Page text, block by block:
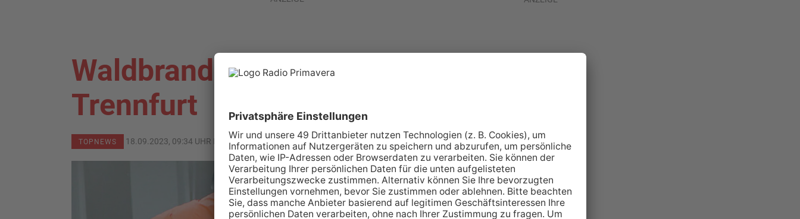
Waldbrand bei Klingenberg-
Trennfurt
TOPNEWS 18.09.2023, 09:34 UHR IN KREIS MILTENBERG